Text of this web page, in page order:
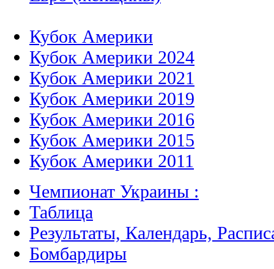
Кубок Америки
Кубок Америки 2024
Кубок Америки 2021
Кубок Америки 2019
Кубок Америки 2016
Кубок Америки 2015
Кубок Америки 2011
Чемпионат Украины :
Таблица
Результаты, Календарь,
Бомбардиры